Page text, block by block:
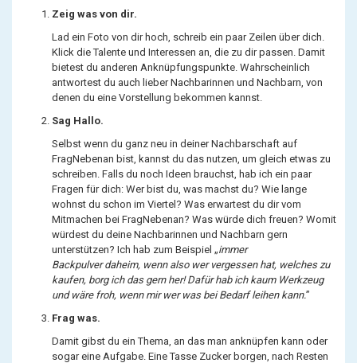
Zeig was von dir.
Lad ein Foto von dir hoch, schreib ein paar Zeilen über dich.
Klick die Talente und Interessen an, die zu dir passen. Damit
bietest du anderen Anknüpfungspunkte. Wahrscheinlich
antwortest du auch lieber Nachbarinnen und Nachbarn, von
denen du eine Vorstellung bekommen kannst.
Sag Hallo.
Selbst wenn du ganz neu in deiner Nachbarschaft auf
FragNebenan bist, kannst du das nutzen, um gleich etwas zu
schreiben. Falls du noch Ideen brauchst, hab ich ein paar
Fragen für dich: Wer bist du, was machst du? Wie lange
wohnst du schon im Viertel? Was erwartest du dir vom
Mitmachen bei FragNebenan? Was würde dich freuen? Womit
würdest du deine Nachbarinnen und Nachbarn gern
unterstützen? Ich hab zum Beispiel „immer
Backpulver daheim, wenn also wer vergessen hat, welches zu
kaufen, borg ich das gern her! Dafür hab ich kaum Werkzeug
und wäre froh, wenn mir wer was bei Bedarf leihen kann.”
Frag was.
Damit gibst du ein Thema, an das man anknüpfen kann oder
sogar eine Aufgabe. Eine Tasse Zucker borgen, nach Resten